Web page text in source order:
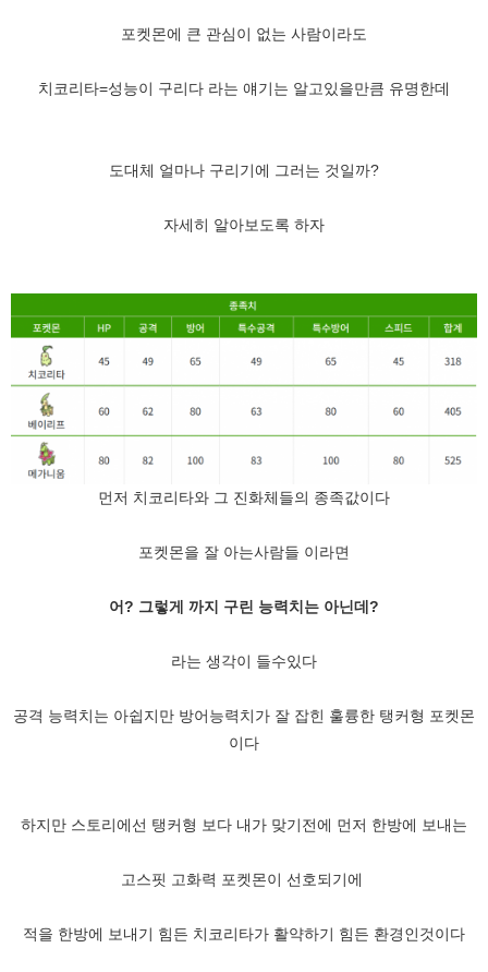
포켓몬에 큰 관심이 없는 사람이라도
치코리타=성능이 구리다 라는 얘기는 알고있을만큼 유명한데
도대체 얼마나 구리기에 그러는 것일까?
자세히 알아보도록 하자
먼저 치코리타와 그 진화체들의 종족값이다
포켓몬을 잘 아는사람들 이라면
어? 그렇게 까지 구린 능력치는 아닌데?
라는 생각이 들수있다
공격 능력치는 아쉽지만 방어능력치가 잘 잡힌 훌륭한 탱커형 포켓몬
이다
하지만 스토리에선 탱커형 보다 내가 맞기전에 먼저 한방에 보내는
고스핏 고화력 포켓몬이 선호되기에
적을 한방에 보내기 힘든 치코리타가 활약하기 힘든 환경인것이다